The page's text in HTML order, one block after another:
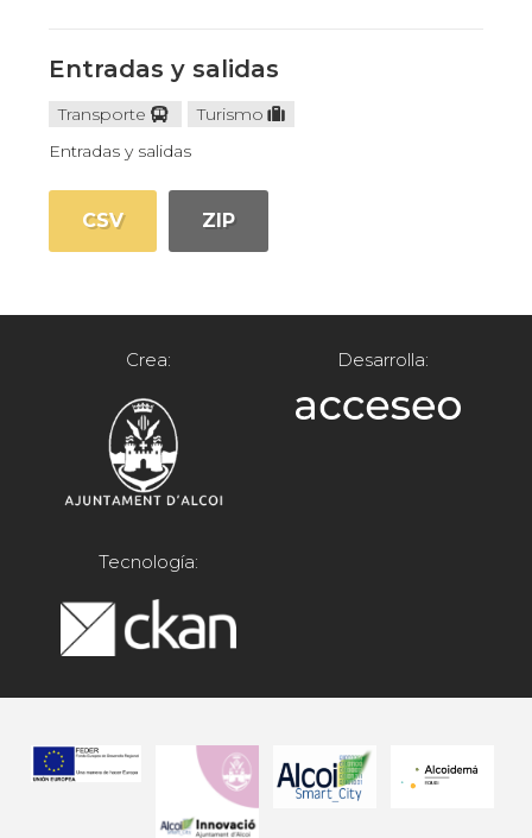
Entradas y salidas
Transporte
Turismo
Entradas y salidas
CSV ZIP
Crea: Desarrolla:
Tecnología: